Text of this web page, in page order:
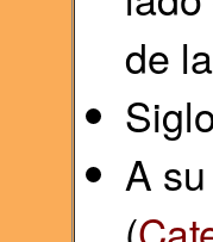
de la
A